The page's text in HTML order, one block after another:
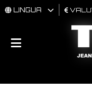
UOMO
BRAND
LINGUA